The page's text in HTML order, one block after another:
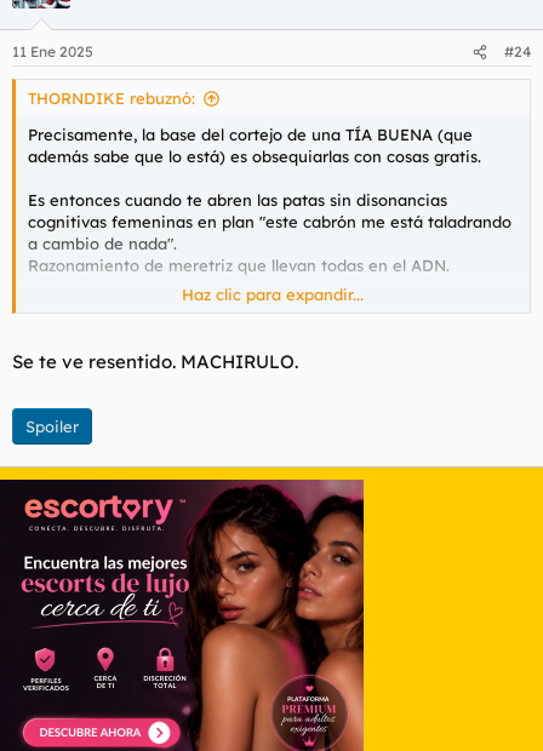
11 Ene 2025 #24
THORNDIKE rebuznó:
Precisamente, la base del cortejo de una TÍA BUENA (que
además sabe que lo está) es obsequiarlas con cosas gratis.
Es entonces cuando te abren las patas sin disonancias
cognitivas femeninas en plan "este cabrón me está taladrando
a cambio de nada".
Razonamiento de meretriz que llevan todas en el ADN.
TODAS, todas, todas.
Haz clic para expandir...
Se te ve resentido. MACHIRULO.
Spoiler